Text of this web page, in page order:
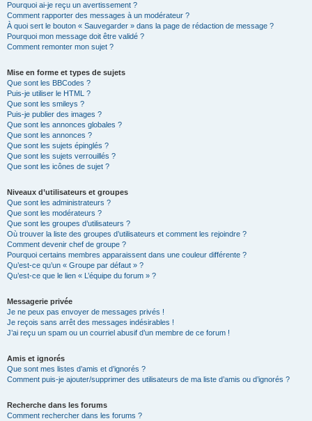
Pourquoi ai-je reçu un avertissement ?
Comment rapporter des messages à un modérateur ?
À quoi sert le bouton « Sauvegarder » dans la page de rédaction de message ?
Pourquoi mon message doit être validé ?
Comment remonter mon sujet ?
Mise en forme et types de sujets
Que sont les BBCodes ?
Puis-je utiliser le HTML ?
Que sont les smileys ?
Puis-je publier des images ?
Que sont les annonces globales ?
Que sont les annonces ?
Que sont les sujets épinglés ?
Que sont les sujets verrouillés ?
Que sont les icônes de sujet ?
Niveaux d’utilisateurs et groupes
Que sont les administrateurs ?
Que sont les modérateurs ?
Que sont les groupes d’utilisateurs ?
Où trouver la liste des groupes d’utilisateurs et comment les rejoindre ?
Comment devenir chef de groupe ?
Pourquoi certains membres apparaissent dans une couleur différente ?
Qu’est-ce qu’un « Groupe par défaut » ?
Qu’est-ce que le lien « L’équipe du forum » ?
Messagerie privée
Je ne peux pas envoyer de messages privés !
Je reçois sans arrêt des messages indésirables !
J’ai reçu un spam ou un courriel abusif d’un membre de ce forum !
Amis et ignorés
Que sont mes listes d’amis et d’ignorés ?
Comment puis-je ajouter/supprimer des utilisateurs de ma liste d’amis ou d’ignorés ?
Recherche dans les forums
Comment rechercher dans les forums ?